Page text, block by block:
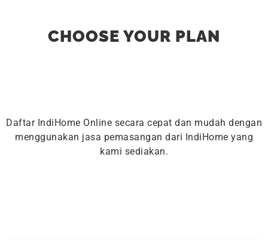
CHOOSE YOUR PLAN
Daftar IndiHome Online secara cepat dan mudah dengan
menggunakan jasa pemasangan dari IndiHome yang
kami sediakan.